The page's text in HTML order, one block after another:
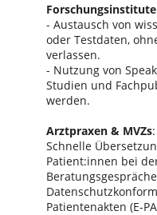
Forschungsinstitute
- Austausch von
oder Testdaten,
verlassen.
- Nutzung von
Studien und
werden.
Arztpraxen & MVZs:
Schnelle
Patient:innen bei
Patientenakten (E-